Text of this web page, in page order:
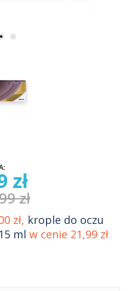
zł
zł
zł, krople do oczu
ml w cenie 21,99 zł